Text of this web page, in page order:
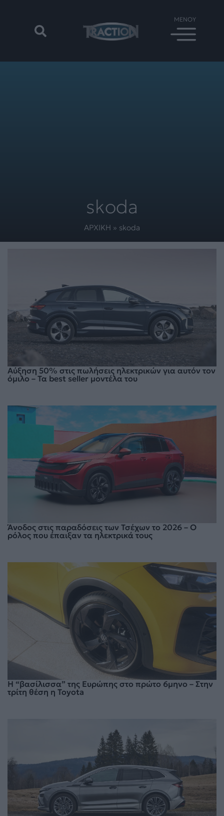
skoda
ΑΡΧΙΚΗ » skoda
Αύξηση 50% στις πωλήσεις ηλεκτρικών για αυτόν τον
όμιλο – Τα best seller μοντέλα του
Άνοδος στις παραδόσεις των Τσέχων το 2026 – Ο
ρόλος που έπαιξαν τα ηλεκτρικά τους
Η “βασίλισσα” της Ευρώπης στο πρώτο 6μηνο – Στην
τρίτη θέση η Toyota